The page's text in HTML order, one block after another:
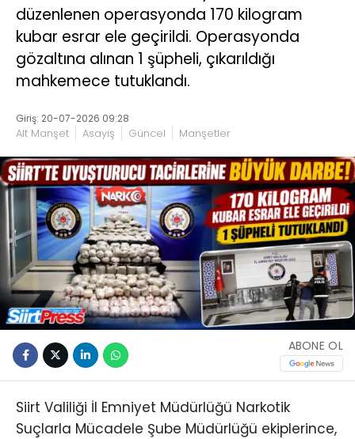
düzenlenen operasyonda 170 kilogram
kubar esrar ele geçirildi. Operasyonda
gözaltına alınan 1 şüpheli, çıkarıldığı
mahkemece tutuklandı.
Giriş: 20-07-2026 09:28
Alt Manşet Asayiş Güncel Manşetler
ABONE OL
Siirt Valiliği İl Emniyet Müdürlüğü Narkotik
Suçlarla Mücadele Şube Müdürlüğü ekiplerince,